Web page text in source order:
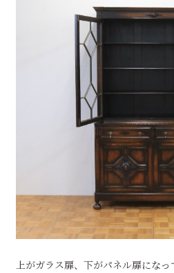
上がガラス扉、下がパネル扉にな